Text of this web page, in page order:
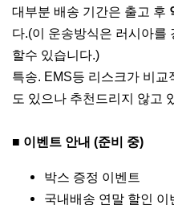
대부분 배송 기간은 출고 후
다.(이 운송방식은 러시아를
할수 있습니다.)
특송. EMS등 리스크가 비
도 있으나 추천드리지 않고
■ 이벤트 안내 (준비 중)
박스 증정 이벤트
국내배송 연말 할인 이